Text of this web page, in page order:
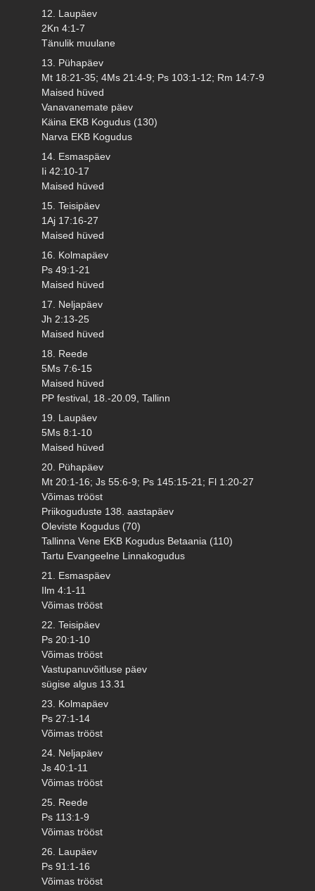
12. Laupäev
2Kn 4:1-7
Tänulik muulane
13. Pühapäev
Mt 18:21-35; 4Ms 21:4-9; Ps 103:1-12; Rm 14:7-9
Maised hüved
Vanavanemate päev
Käina EKB Kogudus (130)
Narva EKB Kogudus
14. Esmaspäev
Ii 42:10-17
Maised hüved
15. Teisipäev
1Aj 17:16-27
Maised hüved
16. Kolmapäev
Ps 49:1-21
Maised hüved
17. Neljapäev
Jh 2:13-25
Maised hüved
18. Reede
5Ms 7:6-15
Maised hüved
PP festival, 18.-20.09, Tallinn
19. Laupäev
5Ms 8:1-10
Maised hüved
20. Pühapäev
Mt 20:1-16; Js 55:6-9; Ps 145:15-21; Fl 1:20-27
Võimas trööst
Priikoguduste 138. aastapäev
Oleviste Kogudus (70)
Tallinna Vene EKB Kogudus Betaania (110)
Tartu Evangeelne Linnakogudus
21. Esmaspäev
Ilm 4:1-11
Võimas trööst
22. Teisipäev
Ps 20:1-10
Võimas trööst
Vastupanuvõitluse päev
sügise algus 13.31
23. Kolmapäev
Ps 27:1-14
Võimas trööst
24. Neljapäev
Js 40:1-11
Võimas trööst
25. Reede
Ps 113:1-9
Võimas trööst
26. Laupäev
Ps 91:1-16
Võimas trööst